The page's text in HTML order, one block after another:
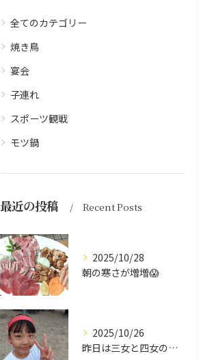
全てのカテゴリー
焼き鳥
宴会
子連れ
スポーツ観戦
モツ鍋
最近の投稿 Recent Posts
2025/10/28
朝の寒さが増増😱
2025/10/26
昨日は三女と四女の運動会🥰